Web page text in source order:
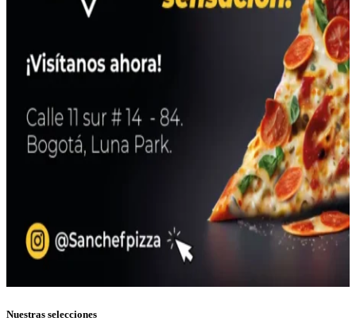
Nuestras selecciones